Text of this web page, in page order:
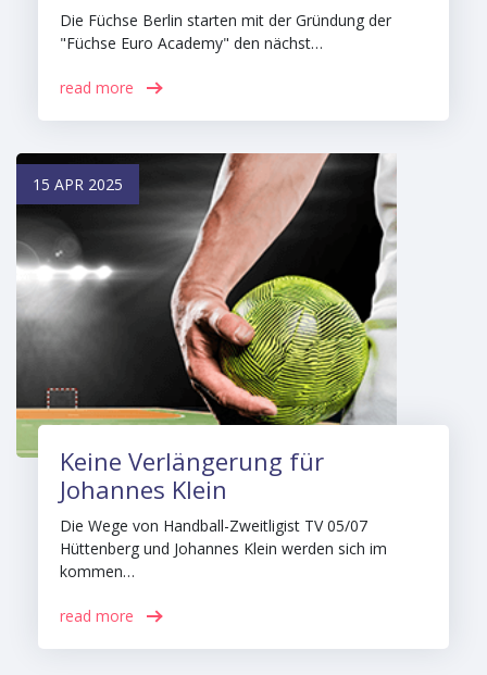
Die Füchse Berlin starten mit der Gründung der
"Füchse Euro Academy" den nächst…
read more
15 APR 2025
Keine Verlängerung für
Johannes Klein
Die Wege von Handball-Zweitligist TV 05/07
Hüttenberg und Johannes Klein werden sich im
kommen…
read more